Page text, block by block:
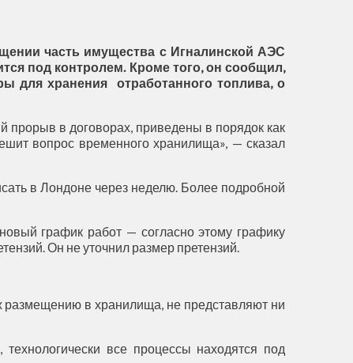
часть имущества с Игналинской АЭС
под контролем. Кроме того, он сообщил,
для хранения отработанного топлива, о
прорыв в договорах, приведены в порядок как
вопрос временного хранилища», — сказал
в Лондоне через неделю. Более подробной
график работ — согласно этому графику
Он не уточнил размер претензий.
размещению в хранилища, не представляют ни
все процессы находятся под